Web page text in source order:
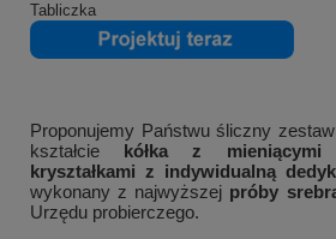
Tabliczka
Proponujemy Państwu śliczny
kształcie kółka z mieniącymi
kryształkami z indywidualną
wykonany z najwyższej próby
Urzędu probierczego.